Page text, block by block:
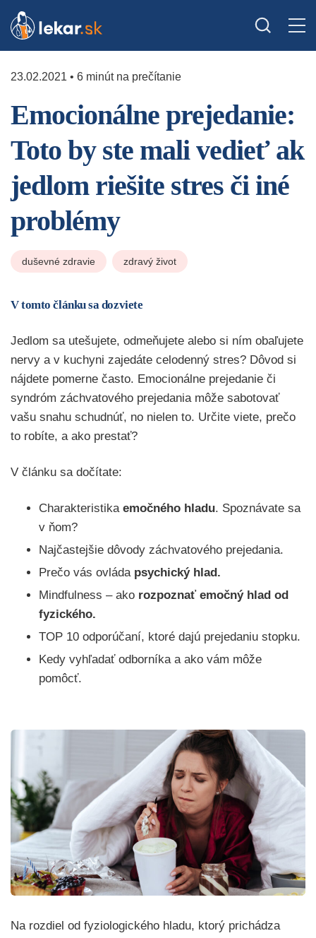
23.02.2021 • 6 minút na prečítanie
Emocionálne prejedanie:
Toto by ste mali vedieť ak
jedlom riešite stres či iné
problémy
duševné zdravie zdravý život
V tomto článku sa dozviete
Jedlom sa utešujete, odmeňujete alebo si ním obaľujete
nervy a v kuchyni zajedáte celodenný stres? Dôvod si
nájdete pomerne často. Emocionálne prejedanie či
syndróm záchvatového prejedania môže sabotovať
vašu snahu schudnúť, no nielen to. Určite viete, prečo
to robíte, a ako prestať?
V článku sa dočítate:
Charakteristika emočného hladu. Spoznávate sa
v ňom?
Najčastejšie dôvody záchvatového prejedania.
Prečo vás ovláda psychický hlad.
Mindfulness – ako rozpoznať emočný hlad od
fyzického.
TOP 10 odporúčaní, ktoré dajú prejedaniu stopku.
Kedy vyhľadať odborníka a ako vám môže
pomôcť.
Na rozdiel od fyziologického hladu, ktorý prichádza